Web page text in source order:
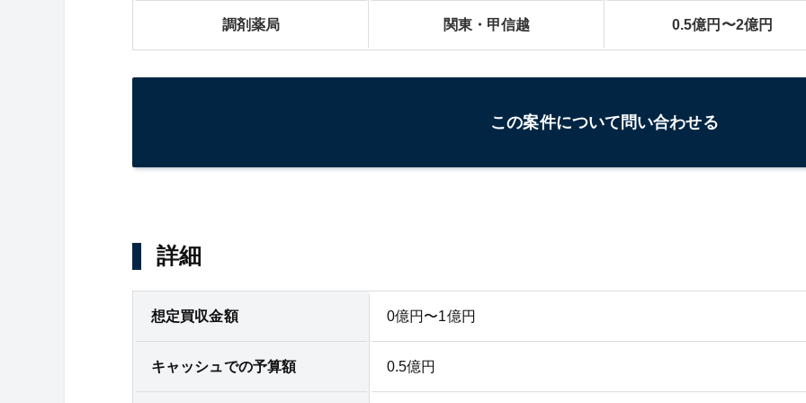
調剤薬局 関東・甲信越 0.5億円〜2億円
この案件について問い合わせる
詳細
想定買収金額 0億円〜1億円
キャッシュでの予算額 0.5億円